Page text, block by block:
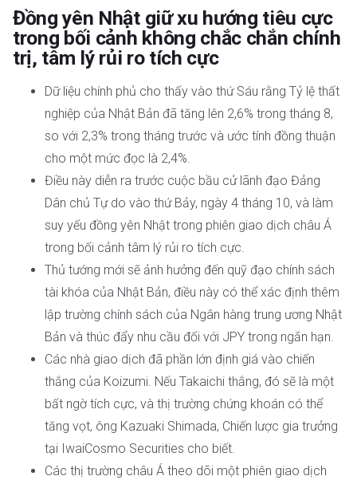
Đồng yên Nhật giữ xu hướng tiêu cực
trong bối cảnh không chắc chắn chính
trị, tâm lý rủi ro tích cực
Dữ liệu chính phủ cho thấy vào thứ Sáu rằng Tỷ lệ thất
nghiệp của Nhật Bản đã tăng lên 2,6% trong tháng 8,
so với 2,3% trong tháng trước và ước tính đồng thuận
cho một mức đọc là 2,4%.
Điều này diễn ra trước cuộc bầu cử lãnh đạo Đảng
Dân chủ Tự do vào thứ Bảy, ngày 4 tháng 10, và làm
suy yếu đồng yên Nhật trong phiên giao dịch châu Á
trong bối cảnh tâm lý rủi ro tích cực.
Thủ tướng mới sẽ ảnh hưởng đến quỹ đạo chính sách
tài khóa của Nhật Bản, điều này có thể xác định thêm
lập trường chính sách của Ngân hàng trung ương Nhật
Bản và thúc đẩy nhu cầu đối với JPY trong ngắn hạn.
Các nhà giao dịch đã phần lớn định giá vào chiến
thắng của Koizumi. Nếu Takaichi thắng, đó sẽ là một
bất ngờ tích cực, và thị trường chứng khoán có thể
tăng vọt, ông Kazuaki Shimada, Chiến lược gia trưởng
tại IwaiCosmo Securities cho biết.
Các thị trường châu Á theo dõi một phiên giao dịch